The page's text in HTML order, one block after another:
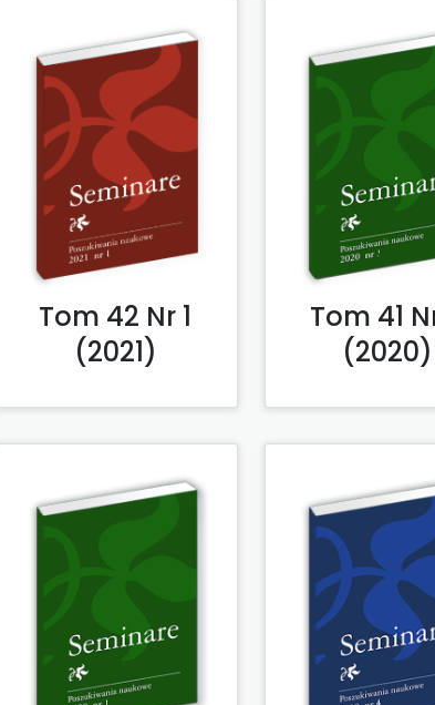
Tom 42 Nr 1
(2021)
Tom 41
(2020)